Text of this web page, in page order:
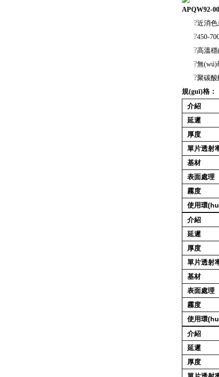
APQW92-
?近消色
?450-
?高溫穩
?無(wú)
?聚碳
規(guī)格：
介紹
延遲
厚度
單片透射
基材
表面處理
霧度
使用環
介紹
延遲
厚度
單片透射
基材
表面處理
霧度
使用環
介紹
延遲
厚度